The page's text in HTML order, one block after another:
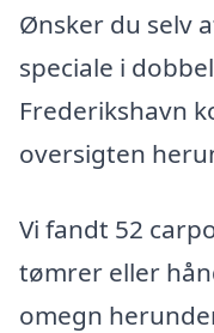
Ønsker du selv
speciale i
Frederikshavn
oversigten
Vi fandt 52
tømrer eller
omegn